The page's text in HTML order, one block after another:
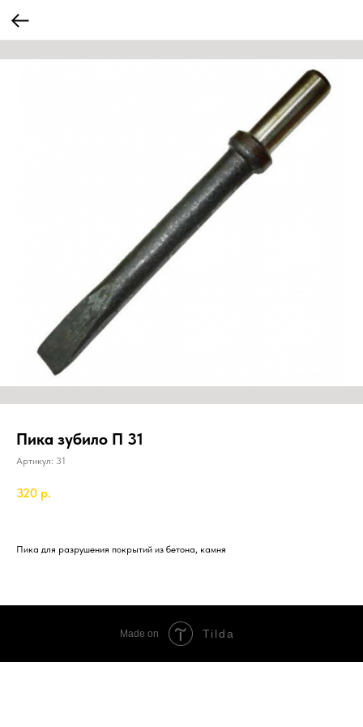
Пика зубило П 31
Артикул: 31
320 р.
Пика для разрушения покрытий из бетона, камня
Made on Tilda